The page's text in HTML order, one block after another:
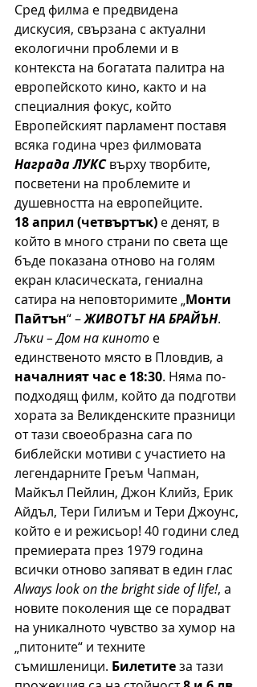
Сред филма е предвидена
дискусия, свързана с актуални
екологични проблеми и в
контекста на богатата палитра на
европейското кино, както и на
специалния фокус, който
Европейският парламент поставя
всяка година чрез филмовата
Награда ЛУКС върху творбите,
посветени на проблемите и
душевността на европейците.
18 април (четвъртък) е денят, в
който в много страни по света ще
бъде показана отново на голям
екран класическата, гениална
сатира на неповторимите „Монти
Пайтън“ – ЖИВОТЪТ НА БРАЙЪН.
Лъки – Дом на киното е
единственото място в Пловдив, а
началният час е 18:30. Няма по-
подходящ филм, който да подготви
хората за Великденските празници
от тази своеобразна сага по
библейски мотиви с участието на
легендарните Греъм Чапман,
Майкъл Пейлин, Джон Клийз, Ерик
Айдъл, Тери Гилиъм и Тери Джоунс,
който е и режисьор! 40 години след
премиерата през 1979 година
всички отново запяват в един глас
Always look on the bright side of life!, а
новите поколения ще се порадват
на уникалното чувство за хумор на
„питоните“ и техните
съмишленици. Билетите за тази